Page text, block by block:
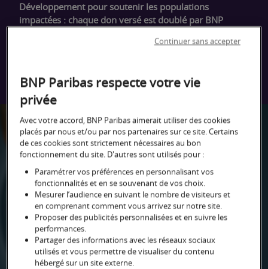
Développement pour soutenir les populations
impactées : chaque don versé est doublé par BNP
MISE À JOUR DES THÈMES
D'INVESTISSEMENT 2026
BNP Paribas respecte votre vie
privée
Avec votre accord, BNP Paribas aimerait utiliser des cookies
placés par nous et/ou par nos partenaires sur ce site. Certains
de ces cookies sont strictement nécessaires au bon
fonctionnement du site. D'autres sont utilisés pour :
Paramétrer vos préférences en personnalisant vos
fonctionnalités et en se souvenant de vos choix.
Mesurer l’audience en suivant le nombre de visiteurs et
en comprenant comment vous arrivez sur notre site.
Proposer des publicités personnalisées et en suivre les
performances.
Partager des informations avec les réseaux sociaux
utilisés et vous permettre de visualiser du contenu
hébergé sur un site externe.
Continuer sans accepter